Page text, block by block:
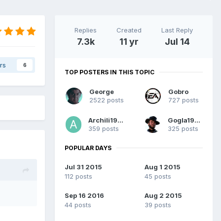
6
Replies
7.3k
Created
11 yr
Last Reply
Jul 14
TOP POSTERS IN THIS TOPIC
George
2522 posts
Gobro
727 posts
Archili1997
359 posts
Gogla1990
325 posts
POPULAR DAYS
Jul 31 2015
112 posts
Aug 1 2015
45 posts
Sep 16 2016
44 posts
Aug 2 2015
39 posts